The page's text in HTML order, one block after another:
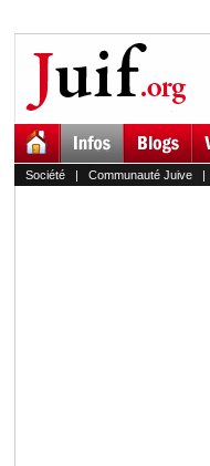
Société| Communauté Juive|